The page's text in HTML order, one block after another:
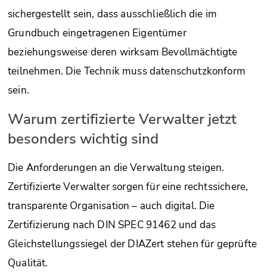
sichergestellt sein, dass ausschließlich die im
Grundbuch eingetragenen Eigentümer
beziehungsweise deren wirksam Bevollmächtigte
teilnehmen. Die Technik muss datenschutzkonform
sein.
Warum zertifizierte Verwalter jetzt
besonders wichtig sind
Die Anforderungen an die Verwaltung steigen.
Zertifizierte Verwalter sorgen für eine rechtssichere,
transparente Organisation – auch digital. Die
Zertifizierung nach DIN SPEC 91462 und das
Gleichstellungssiegel der DIAZert stehen für geprüfte
Qualität.